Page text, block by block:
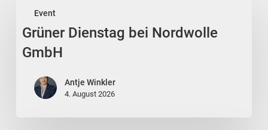
Event
Dienstag
bei
Nordwolle
Grüner Dienstag bei Nordwolle
GmbH
Antje Winkler
4. August 2026